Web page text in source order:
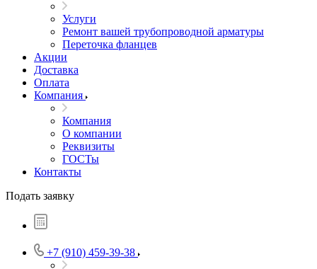
Услуги
Ремонт вашей трубопроводной арматуры
Переточка фланцев
Акции
Доставка
Оплата
Компания
Компания
О компании
Реквизиты
ГОСТы
Контакты
Подать заявку
+7 (910) 459-39-38